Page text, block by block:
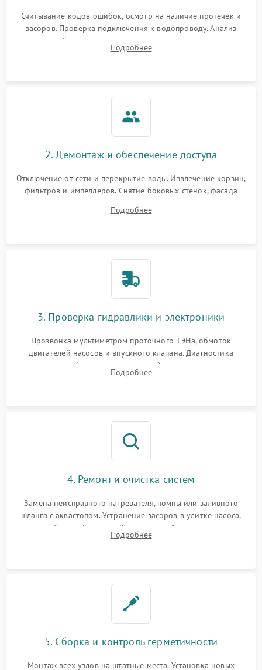
Считывание кодов ошибок, осмотр на наличие протечек и
засоров. Проверка подключения к водопроводу. Анализ
жалоб на отсутствие слива, нагрева, вращения
разбрызгивателей или срабатывание системы защиты
Подробнее
2. Демонтаж и обеспечение доступа
Отключение от сети и перекрытие воды. Извлечение корзин,
фильтров и импеллеров. Снятие боковых стенок, фасада
циркуляционному насосу, ТЭНу и сливной помпе.
Подробнее
3. Проверка гидравлики и электроники
Прозвонка мультиметром проточного ТЭНа, обмоток
двигателей насосов и впускного клапана. Диагностика
прессостата (датчика уровня воды), датчика мутности,
концевика дверцы и электронного модуля управления.
Подробнее
4. Ремонт и очистка систем
Замена неисправного нагревателя, помпы или заливного
шланга с аквастопом. Устранение засоров в улитке насоса,
патрубках и фильтрах. Компонентный ремонт платы
управления, восстановление поврежденной проводки.
Подробнее
5. Сборка и контроль герметичности
Монтаж всех узлов на штатные места. Установка новых